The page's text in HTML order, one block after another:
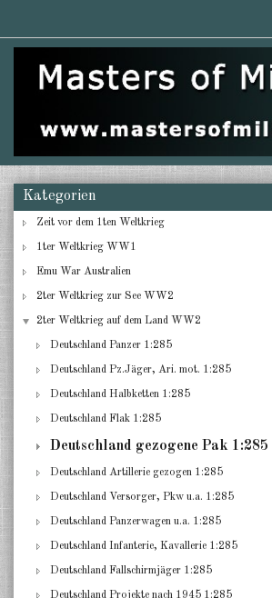
Kategorien
Zeit vor dem 1ten Weltkrieg
1ter Weltkrieg WW1
Emu War Australien
2ter Weltkrieg zur See WW2
2ter Weltkrieg auf dem Land WW2
Deutschland Panzer 1:285
Deutschland Pz.Jäger, Ari. mot. 1:285
Deutschland Halbketten 1:285
Deutschland Flak 1:285
Deutschland gezogene Pak 1:285
Deutschland Artillerie gezogen 1:285
Deutschland Versorger, Pkw u.a. 1:285
Deutschland Panzerwagen u.a. 1:285
Deutschland Infanterie, Kavallerie 1:285
Deutschland Fallschirmjäger 1:285
Deutschland Projekte nach 1945 1:285